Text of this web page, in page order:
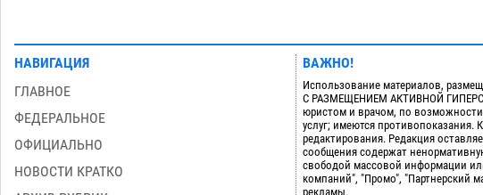
НАВИГАЦИЯ
ГЛАВНОЕ
ФЕДЕРАЛЬНОЕ
ОФИЦИАЛЬНО
НОВОСТИ КРАТКО
ВАЖНО!
Использование материалов,
С РАЗМЕЩЕНИЕМ АКТИВНОЙ
юристом и врачом, по
услуг; имеются противопоказания.
редактирования. Редакция
сообщения содержат
свободой массовой информации
компаний", "Промо", "Партнерский
рекламы.